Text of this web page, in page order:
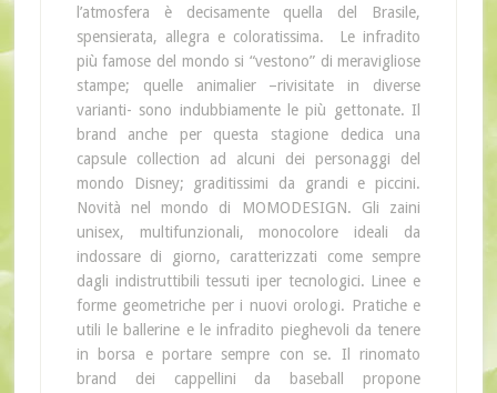
l’atmosfera è decisamente quella del Brasile,
spensierata, allegra e coloratissima. Le infradito
più famose del mondo si “vestono” di meravigliose
stampe; quelle animalier –rivisitate in diverse
varianti- sono indubbiamente le più gettonate. Il
brand anche per questa stagione dedica una
capsule collection ad alcuni dei personaggi del
mondo Disney; graditissimi da grandi e piccini.
Novità nel mondo di MOMODESIGN. Gli zaini
unisex, multifunzionali, monocolore ideali da
indossare di giorno, caratterizzati come sempre
dagli indistruttibili tessuti iper tecnologici. Linee e
forme geometriche per i nuovi orologi. Pratiche e
utili le ballerine e le infradito pieghevoli da tenere
in borsa e portare sempre con se. Il rinomato
brand dei cappellini da baseball propone